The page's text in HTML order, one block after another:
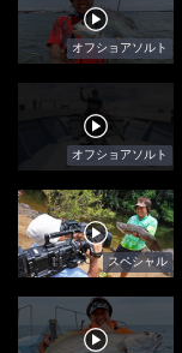
オフショアソルト
オフショアソルト
スペシャル